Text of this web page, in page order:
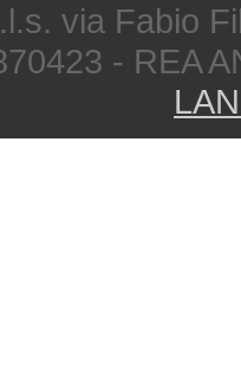
via Fabio
- REA